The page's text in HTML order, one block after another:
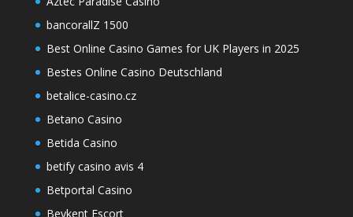
bancorallZ 1500
Best Online Casino Games for UK Players in 2025
Bestes Online Casino Deutschland
betalice-casino.cz
Betano Casino
Betida Casino
betify casino avis 4
Betportal Casino
Beykent Escort